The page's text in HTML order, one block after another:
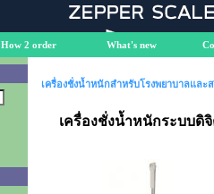
How 2 order What's new
เครื่องชั่งน้ำหนักสำหรับโรงพยาบาลและ
เครื่องชั่งน้ำหนักระบบดิ